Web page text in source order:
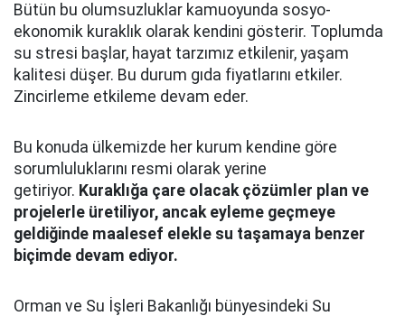
Bütün bu olumsuzluklar kamuoyunda sosyo-
ekonomik kuraklık olarak kendini gösterir. Toplumda
su stresi başlar, hayat tarzımız etkilenir, yaşam
kalitesi düşer. Bu durum gıda fiyatlarını etkiler.
Zincirleme etkileme devam eder.
Bu konuda ülkemizde her kurum kendine göre
sorumluluklarını resmi olarak yerine
getiriyor. Kuraklığa çare olacak çözümler plan ve
projelerle üretiliyor, ancak eyleme geçmeye
geldiğinde maalesef elekle su taşamaya benzer
biçimde devam ediyor.
Orman ve Su İşleri Bakanlığı bünyesindeki Su